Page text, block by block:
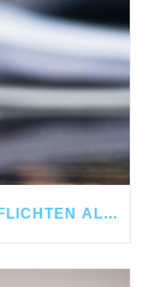
AUSHANGPFLICHTIGE GESETZE: IHRE PFLICHTEN ALS ARBEITGEBER UND WIE SIE DIESE DIGITAL ERFÜLLEN KÖNNEN